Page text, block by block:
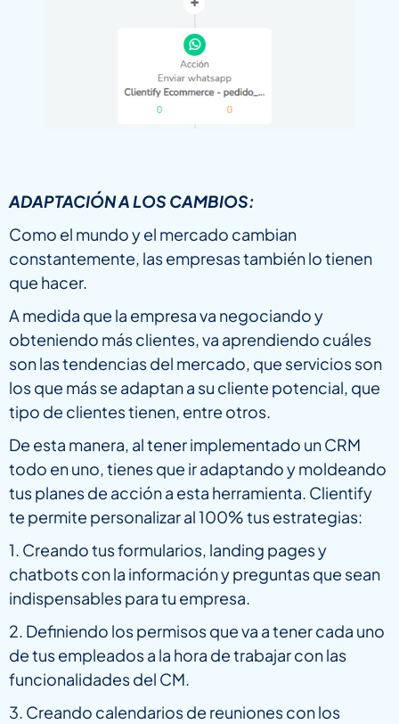
ADAPTACIÓN A LOS CAMBIOS:
Como el mundo y el mercado cambian
constantemente, las empresas también lo tienen
que hacer.
A medida que la empresa va negociando y
obteniendo más clientes, va aprendiendo cuáles
son las tendencias del mercado, que servicios son
los que más se adaptan a su cliente potencial, que
tipo de clientes tienen, entre otros.
De esta manera, al tener implementado un CRM
todo en uno, tienes que ir adaptando y moldeando
tus planes de acción a esta herramienta. Clientify
te permite personalizar al 100% tus estrategias:
1. Creando tus formularios, landing pages y
chatbots con la información y preguntas que sean
indispensables para tu empresa.
2. Definiendo los permisos que va a tener cada uno
de tus empleados a la hora de trabajar con las
funcionalidades del CM.
3. Creando calendarios de reuniones con los